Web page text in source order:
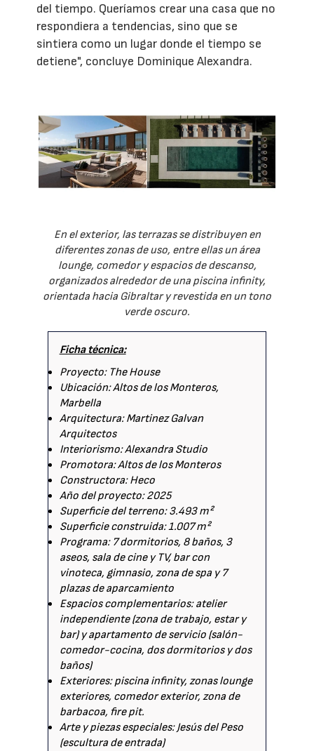
del tiempo. Queríamos crear una casa que no
respondiera a tendencias, sino que se
sintiera como un lugar donde el tiempo se
detiene", concluye Dominique Alexandra.
En el exterior, las terrazas se distribuyen en
diferentes zonas de uso, entre ellas un área
lounge, comedor y espacios de descanso,
organizados alrededor de una piscina infinity,
orientada hacia Gibraltar y revestida en un tono
verde oscuro.
Ficha técnica:
Proyecto: The House
Ubicación: Altos de los Monteros,
Marbella
Arquitectura: Martinez Galvan
Arquitectos
Interiorismo: Alexandra Studio
Promotora: Altos de los Monteros
Constructora: Heco
Año del proyecto: 2025
Superficie del terreno: 3.493 m²
Superficie construida: 1.007 m²
Programa: 7 dormitorios, 8 baños, 3
aseos, sala de cine y TV, bar con
vinoteca, gimnasio, zona de spa y 7
plazas de aparcamiento
Espacios complementarios: atelier
independiente (zona de trabajo, estar y
bar) y apartamento de servicio (salón-
comedor-cocina, dos dormitorios y dos
baños)
Exteriores: piscina infinity, zonas lounge
exteriores, comedor exterior, zona de
barbacoa, fire pit.
Arte y piezas especiales: Jesús del Peso
(escultura de entrada)